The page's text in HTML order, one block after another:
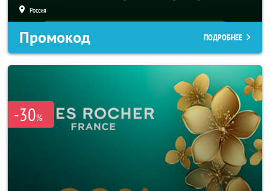
Россия
Промокод ПОДРОБНЕЕ
-30%